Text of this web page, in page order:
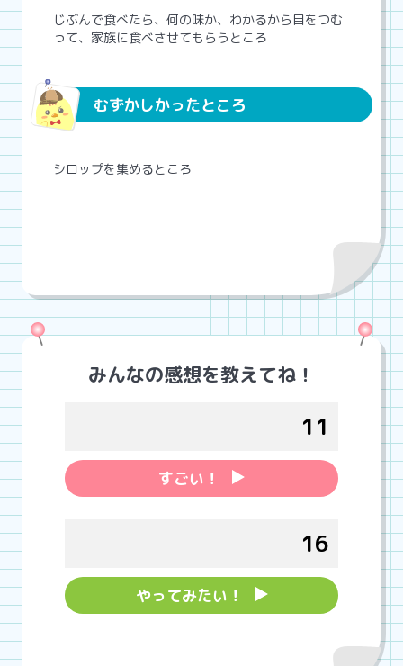
じぶんで食べたら、何の味か、わかるから目をつむ
って、家族に食べさせてもらうところ
むずかしかったところ
シロップを集めるところ
みんなの感想を教えてね！
すごい！
11
やってみたい！
16